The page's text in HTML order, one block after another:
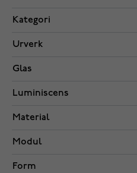
Kategori
Urverk
Glas
Luminiscens
Material
Modul
Form